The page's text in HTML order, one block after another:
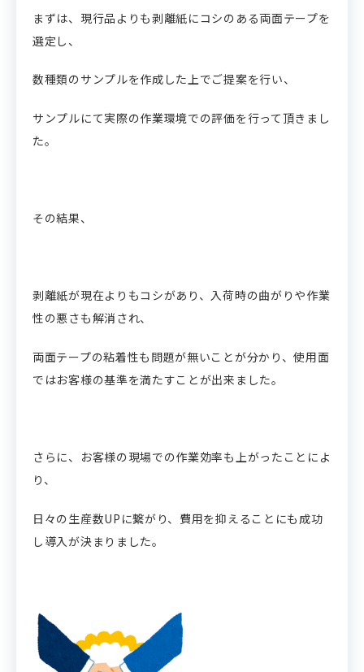
まずは、現行品よりも剥離紙にコシのある両面テープを
選定し、
数種類のサンプルを作成した上でご提案を行い、
サンプルにて実際の作業環境での評価を行って頂きまし
た。
その結果、
剥離紙が現在よりもコシがあり、入荷時の曲がりや作業
性の悪さも解消され、
両面テープの粘着性も問題が無いことが分かり、使用面
ではお客様の基準を満たすことが出来ました。
さらに、お客様の現場での作業効率も上がったことによ
り、
日々の生産数UPに繋がり、費用を抑えることにも成功
し導入が決まりました。